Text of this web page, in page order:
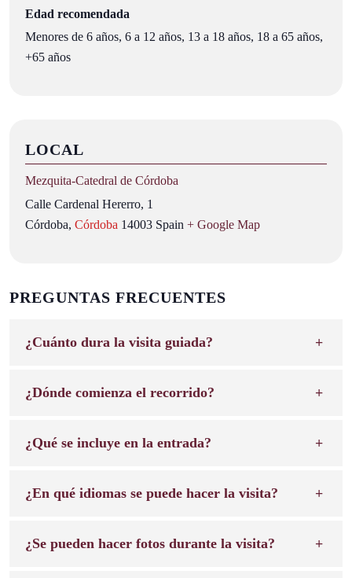
LOCAL
Mezquita‑Catedral de Córdoba
Calle Cardenal Hererro, 1
Córdoba, Córdoba 14003 Spain + Google Map
Edad recomendada
Menores de 6 años, 6 a 12 años, 13 a 18 años, 18 a 65 años,
+65 años
PREGUNTAS FRECUENTES
¿Cuánto dura la visita guiada?
¿Dónde comienza el recorrido?
¿Qué se incluye en la entrada?
¿En qué idiomas se puede hacer la visita?
¿Se pueden hacer fotos durante la visita?